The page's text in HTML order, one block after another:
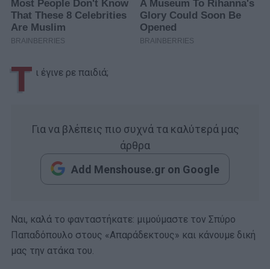
Τ ι έγινε ρε παιδιά;
Για να βλέπεις πιο συχνά τα καλύτερά μας
άρθρα
Add Menshouse.gr on Google
Ναι, καλά το φανταστήκατε: μιμούμαστε τον Σπύρο
Παπαδόπουλο στους «Απαράδεκτους» και κάνουμε δική
μας την ατάκα του.